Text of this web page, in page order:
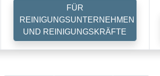
FÜR
REINIGUNGSUNTERNEHMEN
UND REINIGUNGSKRÄFTE